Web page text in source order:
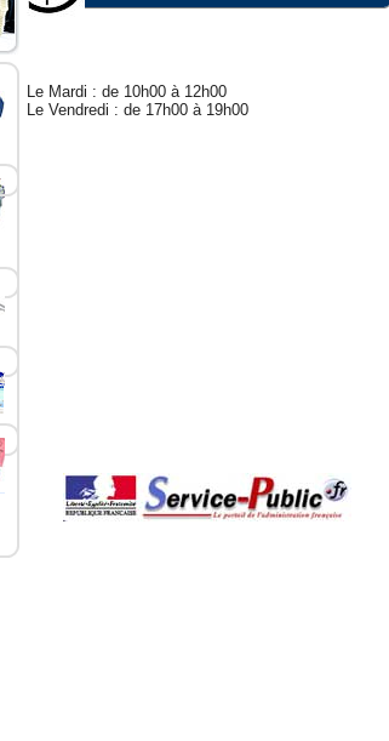
Le Mardi : de 10h00 à 12h00
Le Vendredi : de 17h00 à 19h00